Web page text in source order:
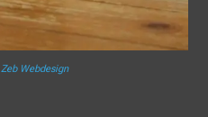
Zeb Webdesign